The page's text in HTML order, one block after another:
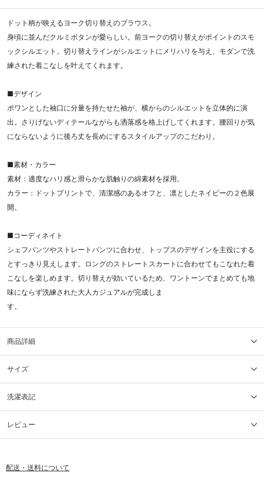
ドット柄が映えるヨーク切り替えのブラウス。
身頃に並んだクルミボタンが愛らしい。前ヨークの切り替えがポイントのスモ
ックシルエット。切り替えラインがシルエットにメリハリを与え、モダンで洗
練された着こなしを叶えてくれます。
■デザイン
ポワンとした袖口に分量を持たせた袖が、横からのシルエットを立体的に演
出。さりげないディテールながらも洒落感を格上げしてくれます。腰回りが気
にならないように後ろ丈を長めにするスタイルアップのこだわり。
■素材・カラー
素材：適度なハリ感と滑らかな肌触りの綿素材を採用。
カラー：ドットプリントで、清潔感のあるオフと、凛としたネイビーの２色展
開。
■コーディネイト
シェフパンツやストレートパンツに合わせ、トップスのデザインを主役にする
とすっきり見えします。ロングのストレートスカートに合わせてもこなれた着
こなしを楽しめます。切り替えが効いているため、ワントーンでまとめても地
味にならず洗練された大人カジュアルが完成しま
す。
商品詳細
サイズ
洗濯表記
レビュー
配送・送料について